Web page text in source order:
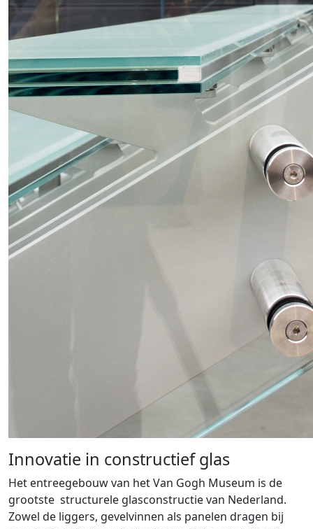
Innovatie in constructief glas
Het entreegebouw van het Van Gogh Museum is de
grootste structurele glasconstructie van Nederland.
Zowel de liggers, gevelvinnen als panelen dragen bij